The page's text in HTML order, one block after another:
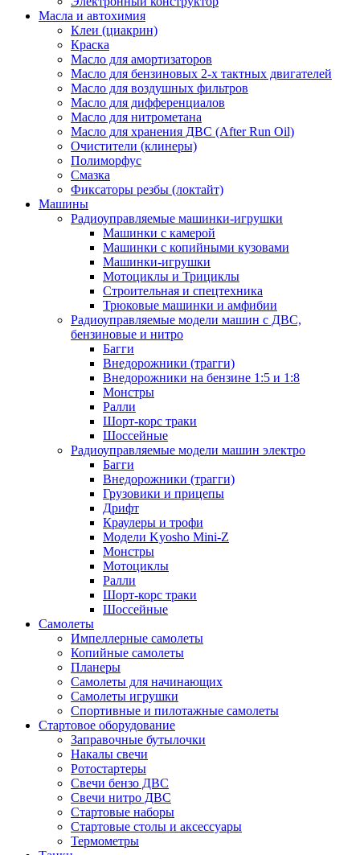
Масла и автохимия
Клеи (циакрин)
Краска
Масло для амортизаторов
Масло для бензиновых 2-х тактных двигателей
Масло для воздушных фильтров
Масло для дифференциалов
Масло для нитрометана
Масло для хранения ДВС (After Run Oil)
Очистители (клинеры)
Полиморфус
Смазка
Фиксаторы резбы (локтайт)
Машины
Радиоуправляемые машинки-игрушки
Машинки с камерой
Машинки с копийными кузовами
Машинки-игрушки
Мотоциклы и Трициклы
Строительная и спецтехника
Трюковые машинки и амфибии
Радиоуправляемые модели машин с ДВС,
бензиновые и нитро
Багги
Внедорожники (трагги)
Внедорожники на бензине 1:5 и 1:8
Монстры
Ралли
Шорт-корс траки
Шоссейные
Радиоуправляемые модели машин электро
Багги
Внедорожники (трагги)
Грузовики и прицепы
Дрифт
Краулеры и трофи
Модели Kyosho Mini-Z
Монстры
Мотоциклы
Ралли
Шорт-корс траки
Шоссейные
Самолеты
Импеллерные самолеты
Копийные самолеты
Планеры
Самолеты для начинающих
Самолеты игрушки
Спортивные и пилотажные самолеты
Стартовое оборудование
Заправочные бутылочки
Накалы свечи
Ротостартеры
Свечи бензо ДВС
Свечи нитро ДВС
Стартовые наборы
Стартовые столы и аксессуары
Термометры